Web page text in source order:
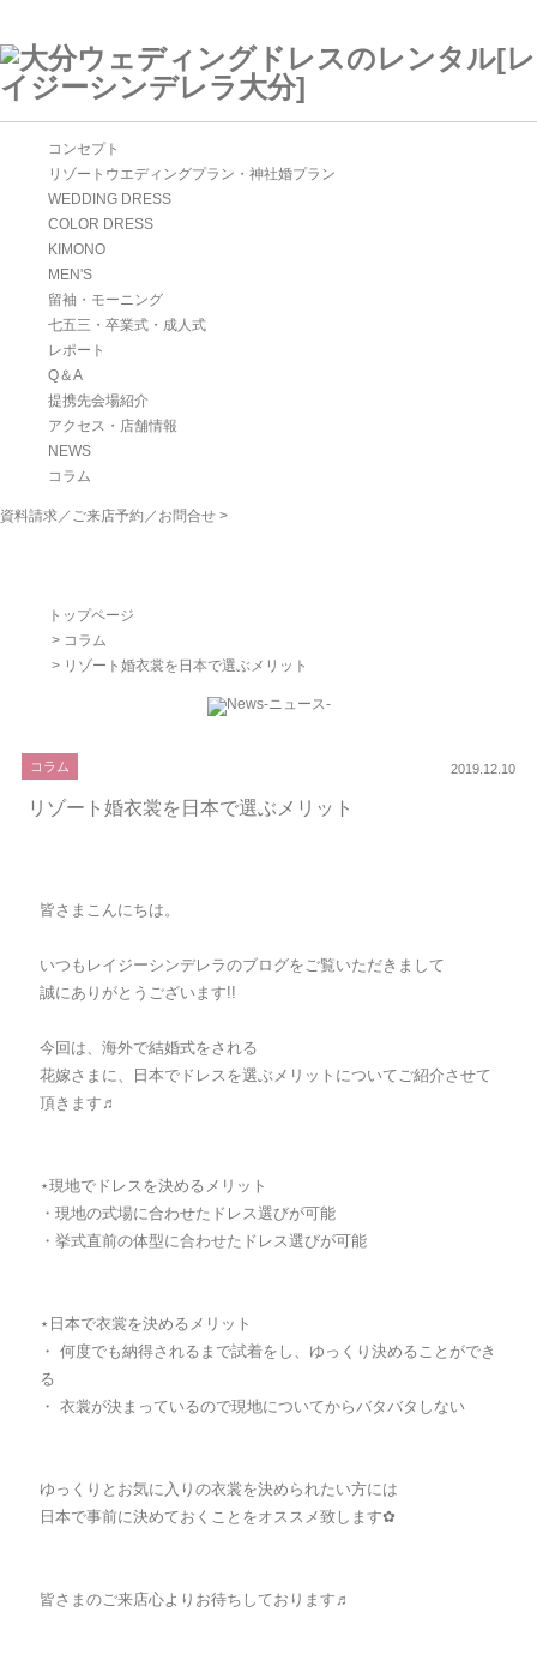
コンセプト
リゾートウエディングプラン・神社婚プラン
WEDDING DRESS
COLOR DRESS
KIMONO
MEN'S
留袖・モーニング
七五三・卒業式・成人式
レポート
Q＆A
提携先会場紹介
アクセス・店舗情報
NEWS
コラム
資料請求／ご来店予約／お問合せ >
トップページ
> コラム
> リゾート婚衣裳を日本で選ぶメリット
コラム 2019.12.10
リゾート婚衣裳を日本で選ぶメリット
皆さまこんにちは。
いつもレイジーシンデレラのブログをご覧いただきまして
誠にありがとうございます!!
今回は、海外で結婚式をされる
花嫁さまに、日本でドレスを選ぶメリットについてご紹介させて
頂きます♬
⋆現地でドレスを決めるメリット
・現地の式場に合わせたドレス選びが可能
・挙式直前の体型に合わせたドレス選びが可能
⋆日本で衣裳を決めるメリット
・ 何度でも納得されるまで試着をし、ゆっくり決めることができ
る
・ 衣裳が決まっているので現地についてからバタバタしない
ゆっくりとお気に入りの衣裳を決められたい方には
日本で事前に決めておくことをオススメ致します✿
皆さまのご来店心よりお待ちしております♬